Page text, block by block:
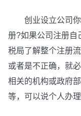
创业设立公司你
册?如果公司注册自
税局了解整个注册
或者是不正确，就
相关的机构或政府
等，可以说个人办